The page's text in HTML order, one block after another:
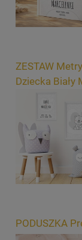
ZESTAW
Dziecka Biały
PODUSZKA